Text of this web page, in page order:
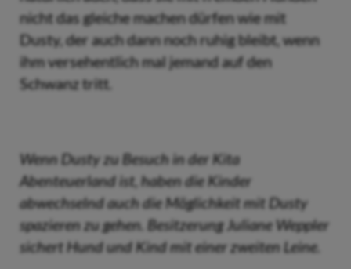
nicht das gleiche machen dürfen wie mit
Dusty, der auch dann noch ruhig bleibt, wenn
ihm versehentlich mal jemand auf den
Schwanz tritt.
Wenn Dusty zu Besuch in der Kita
Abenteuerland ist, haben die Kinder
abwechselnd auch die Möglichkeit mit Dusty
spazieren zu gehen. Besitzerung Juliane Weppler
sichert Hund und Kind mit einer zweiten Leine.